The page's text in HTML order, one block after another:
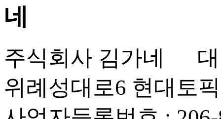
주식회사 김가네
위례성대로6 현대토